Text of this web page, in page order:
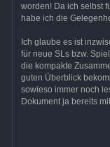
worden! Da ich selbst
habe ich die
Ich glaube es ist
für neue SLs bzw.
die kompakte
guten Überblick
sowieso immer noch
Dokument ja bereits